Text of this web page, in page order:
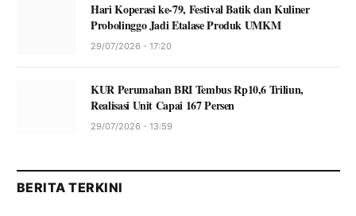
Hari Koperasi ke-79, Festival Batik dan Kuliner
Probolinggo Jadi Etalase Produk UMKM
29/07/2026 - 17:20
KUR Perumahan BRI Tembus Rp10,6 Triliun,
Realisasi Unit Capai 167 Persen
29/07/2026 - 13:59
BERITA TERKINI